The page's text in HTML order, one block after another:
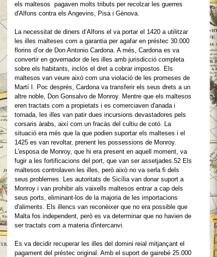
els maltesos pagaven molts tributs per recolzar les guerres
d'Alfons contra els Angevins, Pisa i Gènova.
La necessitat de diners d’Alfons el va portar el 1420 a utilitzar
les illes malteses com a garantia per agafar en préstec 30.000
florins d’or de Don Antonio Cardona. A més, Cardona es va
convertir en governador de les illes amb jurisdicció completa
sobre els habitants, inclòs el dret a cobrar impostos. Els
maltesos van veure això com una violació de les promeses de
Martí I. Poc després, Cardona va transferir els seus drets a un
altre noble, Don Gonsalvo de Monroy. Mentre que els maltesos
eren tractats com a propietats i es comerciaven d'anada i
tornada, les illes van patir dues incursions devastadores pels
corsaris àrabs, així com un fracàs del cultiu de cotó. La
situació era més que la que podien suportar els malteses i el
1425 es van revoltar, prenent les possessions de Monroy.
L'esposa de Monroy, que hi era present en aquell moment, va
fugir a les fortificacions del port, que van ser assetjades.52 Els
maltesos controlaven les illes, però això no va serla fi dels
seus problemes. Les autoritats de Sicília van donar suport a
Monroy i van prohibir als vaixells maltesos entrar a cap dels
seus ports, eliminant-los de la majoria de les importacions
d'aliments. Els illencs van reconèixer que no era possible que
Malta fos independent, però es va determinar que no havien de
ser tractats com a materia d'intercanvi.
Es va decidir recuperar les illes del domini reial mitjançant el
pagament del préstec original. Amb el suport de gairebé 25.000